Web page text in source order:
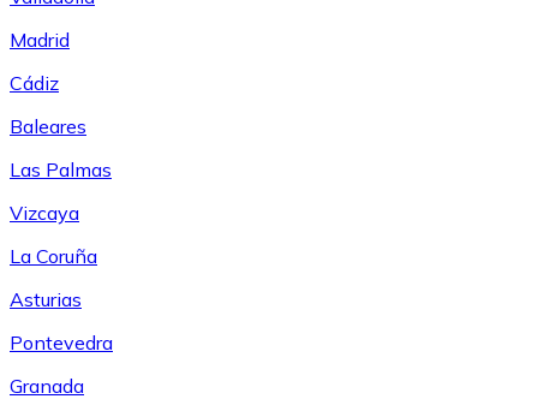
Madrid
Cádiz
Baleares
Las Palmas
Vizcaya
La Coruña
Asturias
Pontevedra
Granada